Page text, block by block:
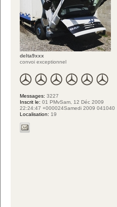
delta9xxx
convoi exceptionnel
Messages: 3227
Inscrit le: 01 PMvSam, 12 Déc 2009
22:24:47 +000024Samedi 2009 041040
Localisation: 19